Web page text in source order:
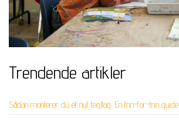
Trendende artikler
Sådan monterer du et nyt tegltag: En trin-for-trin guide